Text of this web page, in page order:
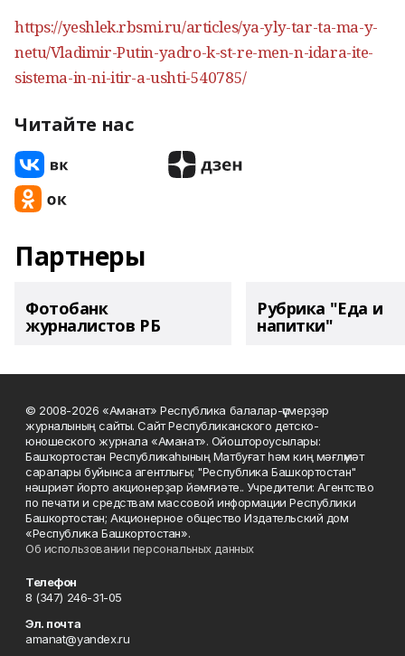
https://yeshlek.rbsmi.ru/articles/ya-yly-tar-ta-ma-y-
netu/Vladimir-Putin-yadro-k-st-re-men-n-idara-ite-
sistema-in-ni-itir-a-ushti-540785/
Читайте нас
Партнеры
Фотобанк
журналистов РБ
Рубрика "Еда и
напитки"
© 2008-2026 «Аманат» Республика балалар-үҫмерҙәр
журналының сайты. Сайт Республиканского детско-
юношеского журнала «Аманат». Ойоштороусылары:
Башҡортостан Республикаһының Матбуғат һәм киң мәғлүмәт
саралары буйынса агентлығы; "Республика Башкортостан"
нәшриәт йорто акционерҙар йәмғиәте.. Учредители: Агентство
по печати и средствам массовой информации Республики
Башкортостан; Акционерное общество Издательский дом
«Республика Башкортостан».
Об использовании персональных данных
Телефон
8 (347) 246-31-05
Эл. почта
amanat@yandex.ru